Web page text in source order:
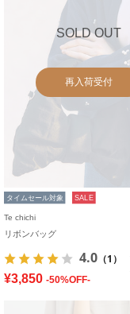
SOLD OUT
再入荷受付
タイムセール対象 SALE
Te chichi
リボンバッグ
4.0 （1）
¥3,850 -50%OFF-